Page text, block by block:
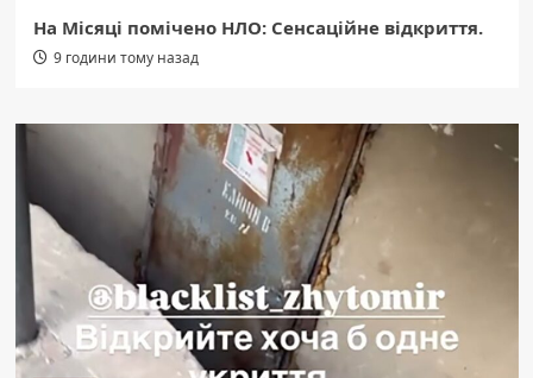
На Місяці помічено НЛО: Сенсаційне відкриття.
9 години тому назад